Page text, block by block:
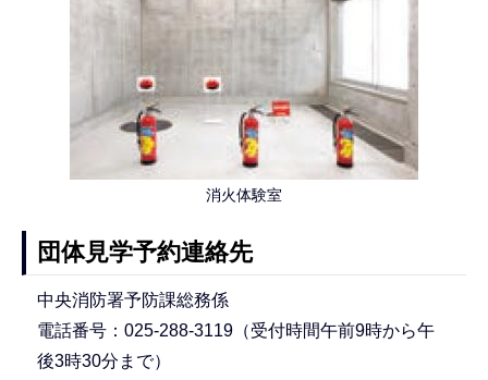
消火体験室
団体見学予約連絡先
中央消防署予防課総務係
電話番号：025-288-3119（受付時間午前9時から午
後3時30分まで）